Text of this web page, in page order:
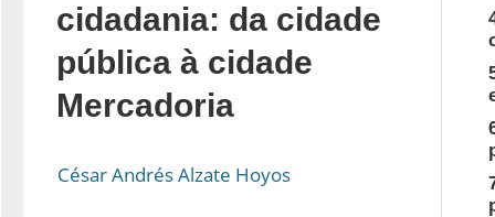
cidadania: da cidade
pública à cidade
Mercadoria
César Andrés Alzate Hoyos